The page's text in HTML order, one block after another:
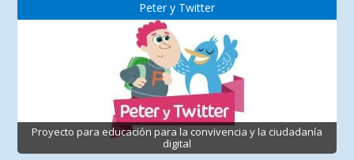
Peter y Twitter
Proyecto para educación para la convivencia y la ciudadanía
digital